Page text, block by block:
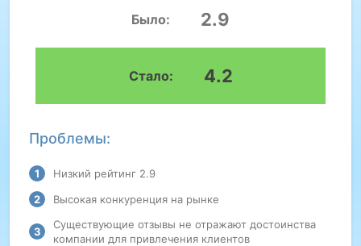
Проблемы:
Низкий рейтинг 2.9
Высокая конкуренция на рынке
Существующие отзывы не отражают достоинства
компании для привлечения клиентов
Было: 2.9
Стало: 4.2